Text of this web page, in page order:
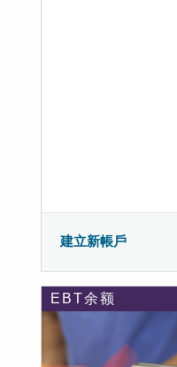
建立新帳戶
EBT余额